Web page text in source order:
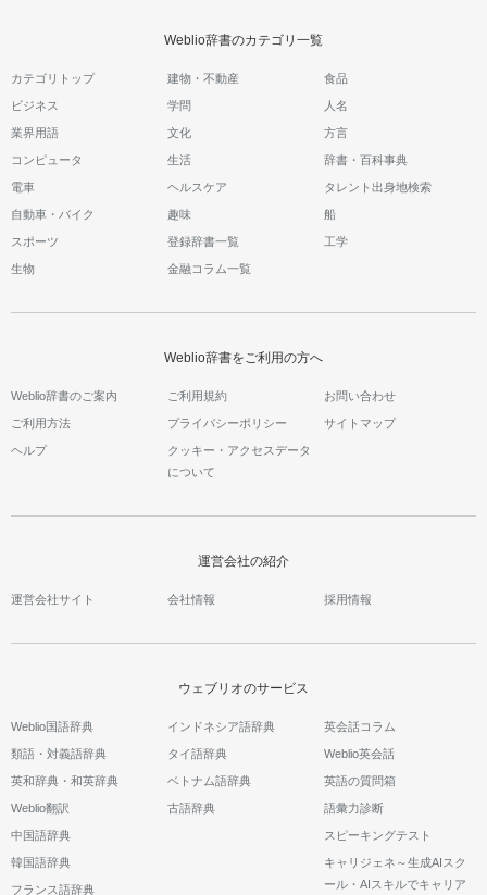
Weblio辞書のカテゴリ一覧
カテゴリトップ 建物・不動産 食品
ビジネス 学問 人名
業界用語 文化 方言
コンピュータ 生活 辞書・百科事典
電車 ヘルスケア タレント出身地検索
自動車・バイク 趣味 船
スポーツ 登録辞書一覧 工学
生物 金融コラム一覧
Weblio辞書をご利用の方へ
Weblio辞書のご案内 ご利用規約 お問い合わせ
ご利用方法 プライバシーポリシー サイトマップ
ヘルプ
クッキー・アクセスデータ
について
運営会社の紹介
運営会社サイト 会社情報 採用情報
ウェブリオのサービス
Weblio国語辞典
類語・対義語辞典
英和辞典・和英辞典
Weblio翻訳
中国語辞典
韓国語辞典
フランス語辞典
インドネシア語辞典
タイ語辞典
ベトナム語辞典
古語辞典
英会話コラム
Weblio英会話
英語の質問箱
語彙力診断
スピーキングテスト
キャリジェネ～生成AIスク
ール・AIスキルでキャリア